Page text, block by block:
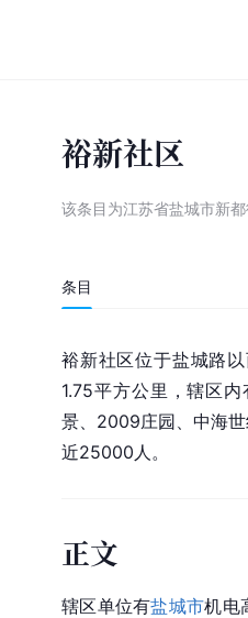
裕新社区
该条目为江苏省盐城市新
条目
裕新社区位于盐城路
1.75平方公里，辖区
景、2009庄园、中海
近25000人。
正文
辖区单位有盐城市机电